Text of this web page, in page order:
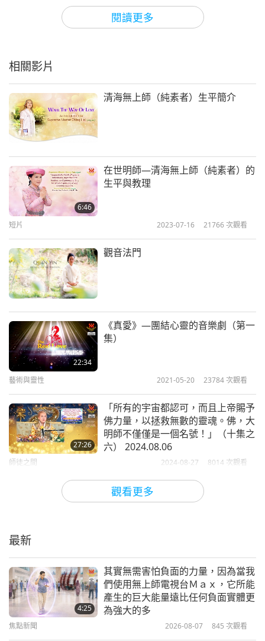
閱讀更多
中的一縷馨香：
慶賀慈悲明師誕辰
無邊的慈悲中；您以慈愛之心，傳授奇妙佛法，引導
靈魂穿越無盡迷霧的迷宮。
您蒞臨世間，賜予神聖的智慧之言，點亮內在明燈，
照耀靈魂之路；您以溫柔的語調，教導生命與道，靜
默傳授無言之法的精髓。
您蒞臨世間，教導我們駕馭自我，破除無明編織的帷
幕；從內在顯露真我，意識之中，嶄新的黎明燦爛升
起。
您蒞臨世間，無數花朵競相綻放，天地間洋溢著燦爛
傷皆消散無蹤。
您蒞臨世間，平息業力考驗的風暴，將苦痛深埋於迷
妄的深淵；以溫柔而覺知的步伐，引導眾生歸家，觀
音打坐開啟至高無上之路。
您蒞臨世間，賜予我們新生之力，引領我們超越執著
與幻象；放下一切，我們踏上歸途，喜悅淚水在由衷
敬畏中流下。
您蒞臨世間，將生命提升至一切苦難之上，將加持遍
布人間；今日，全世界歡欣鼓舞，慶祝您的誕辰—春
之歌聲響徹每扇門扉。
懷著對摯愛明師最深的感恩，我祝您永享安樂與安
康；願智慧之燈普照諸界，引導眾生抵達覺醒之岸。
弟子芳草 來自悠樂（越南）
之際，獻上這首動人的詩作。
我們很高興轉達師父給您的這則溫馨訊息：「充滿愛
的芳草，感謝你的祝福，以及這首發自內心、充滿深
意的詩作。你真摯的虔誠與純淨心靈，透過你所寫下
這美麗而感人的文字清晰地閃耀著，傳遞出堅定不移
的信念與解脫的寧靜安詳。很高興你在那場驚險的巴
觀看更多
相關影片
清海無上師（純素者）生平簡介
6:46
在世明師—清海無上師（純素者）的
生平與教理
短片 2023-07-16 21766次觀看
觀音法門
22:34
《真愛》—團結心靈的音樂劇（第一
集）
藝術與靈性 2021-05-20 23784次觀看
27:26
「所有的宇宙都認可，而且上帝賜予
佛力量，以拯救無數的靈魂。佛，大
明師不僅僅是一個名號！」（十集之
六） 2024.08.06
師徒之間 2024-08-27 8014 次觀看
人身密碼的真相（三集之三）
2007.02.28
師徒之間
34:31
師父出生的瑞象（十集之四）
1995.01.02
師徒之間 2024-05-04 5193 次觀看
最新
4:25
其實無需害怕負面的力量，因為當我
們使用無上師電視台Ｍａｘ，它所能
產生的巨大能量遠比任何負面實體更
為強大的多
焦點新聞 2026-08-07 845 次觀看